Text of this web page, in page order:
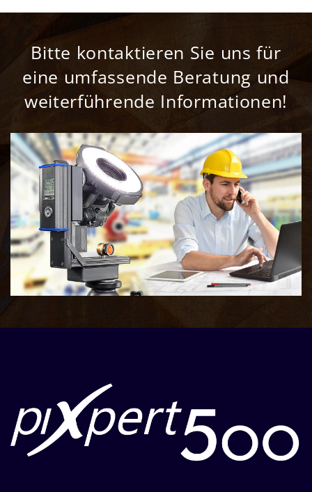
Bitte kontaktieren Sie uns für
eine umfassende Beratung und
weiterführende Informationen!